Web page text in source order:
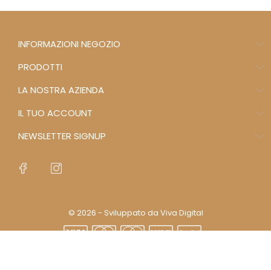
INFORMAZIONI NEGOZIO
PRODOTTI
LA NOSTRA AZIENDA
IL TUO ACCOUNT
NEWSLETTER SIGNUP
© 2026 - Sviluppato da Viva Digital